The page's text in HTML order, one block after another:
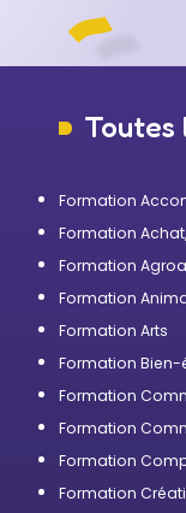
Toutes
Formation
Formation
Formation
Formation
Formation Arts
Formation Bien-
Formation
Formation
Formation
Formation